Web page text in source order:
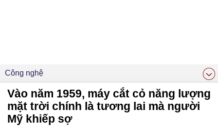
Công nghệ
Vào năm 1959, máy cắt cỏ năng lượng
mặt trời chính là tương lai mà người
Mỹ khiếp sợ